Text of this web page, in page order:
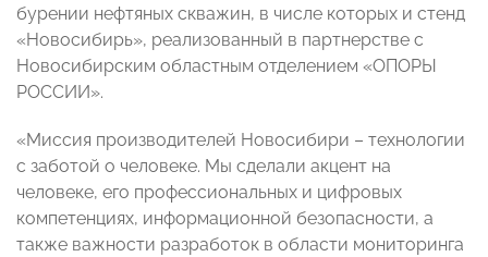
бурении нефтяных скважин, в числе которых и стенд
«Новосибирь», реализованный в партнерстве с
Новосибирским областным отделением «ОПОРЫ
РОССИИ».
«Миссия производителей Новосибири – технологии
с заботой о человеке. Мы сделали акцент на
человеке, его профессиональных и цифровых
компетенциях, информационной безопасности, а
также важности разработок в области мониторинга